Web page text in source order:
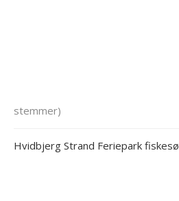
stemmer)
Hvidbjerg Strand Feriepark fiskesø